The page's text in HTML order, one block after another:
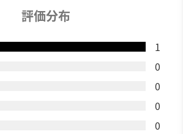
評価分布
1
0
0
0
0